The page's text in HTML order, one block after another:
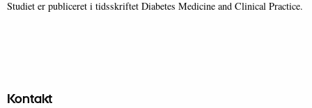
Studiet er publiceret i tidsskriftet Diabetes Medicine and Clinical Practice.
Kontakt